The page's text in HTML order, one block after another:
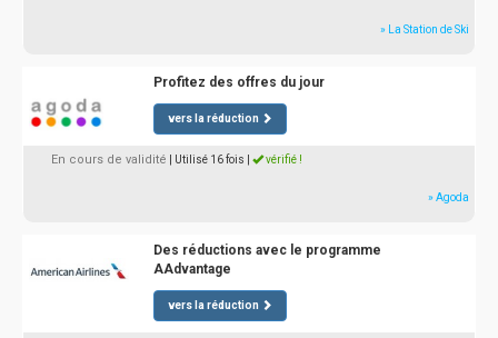
» La Station de Ski
Profitez des offres du jour
vers la réduction
En cours de validité | Utilisé 16 fois vérifié !
» Agoda
Des réductions avec le programme
AAdvantage
vers la réduction